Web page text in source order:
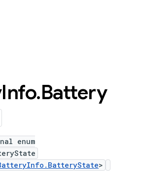
Info.Battery
enum
>